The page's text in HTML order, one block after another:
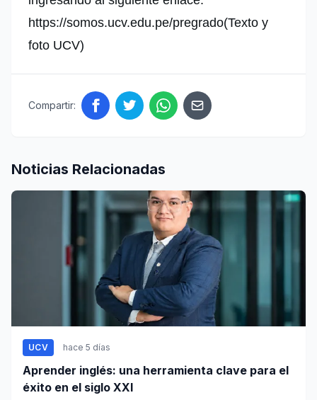
https://somos.ucv.edu.pe/pregrado(Texto y
foto UCV)
Compartir:
Noticias Relacionadas
UCV hace 5 días
Aprender inglés: una herramienta clave para el
éxito en el siglo XXI